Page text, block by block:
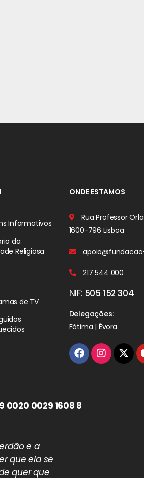
Informativos
da
Religiosa
de TV
ONDE ESTAMOS
Rua Professor
1600-796 Lisboa
217 544 000
NIF: 505 152 304
Delegações:
Fátima | Évora
0020 0029 1608 8
e a
que ela se
quer que